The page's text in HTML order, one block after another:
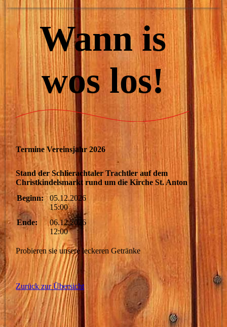
Wann is
wos los!
Termine Vereinsjahr 2026
Stand der Schlierachtaler Trachtler auf dem
Christkindelsmarkt rund um die Kirche St. Anton
Beginn:
05.12.2026
15:00
Ende:
06.12.2026
12:00
Probieren sie unsere leckeren Getränke
Zurück zur Übersicht